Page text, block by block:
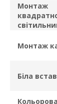
Монтаж
Монтаж
Біла
Кольорова